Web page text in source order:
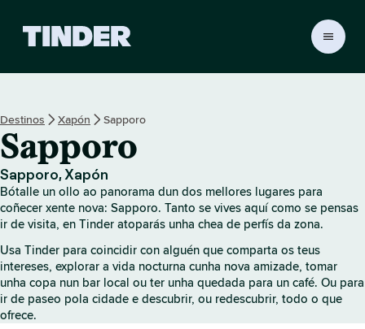
r
o
e
Destinos Xapón Sapporo
Sapporo
Sapporo, Xapón
Bótalle un ollo ao panorama dun dos mellores lugares para
coñecer xente nova: Sapporo. Tanto se vives aquí como se pensas
ir de visita, en Tinder atoparás unha chea de perfís da zona.
Usa Tinder para coincidir con alguén que comparta os teus
intereses, explorar a vida nocturna cunha nova amizade, tomar
unha copa nun bar local ou ter unha quedada para un café. Ou para
ir de paseo pola cidade e descubrir, ou redescubrir, todo o que
ofrece.